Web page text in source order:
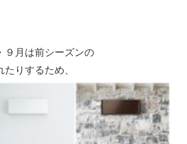
９月は前シーズンの
りするため、